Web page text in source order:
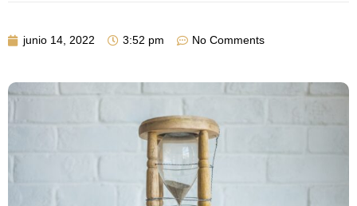
junio 14, 2022 3:52 pm No Comments